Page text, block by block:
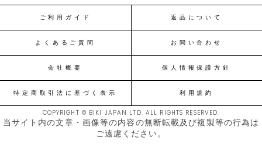
ご利用ガイド 返品について
よくあるご質問 お問い合わせ
会社概要 個人情報保護方針
特定商取引法に基づく表示 利用規約
COPYRIGHT © BIKI JAPAN LTD. ALL RIGHTS RESERVED.
当サイト内の文章・画像等の内容の無断転載及び複製等の行為は
ご遠慮ください。